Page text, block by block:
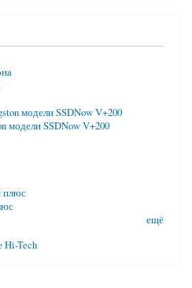
модели SSDNow V+200
ещё